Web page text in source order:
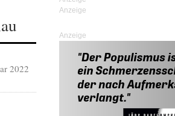
2022
Anzeige